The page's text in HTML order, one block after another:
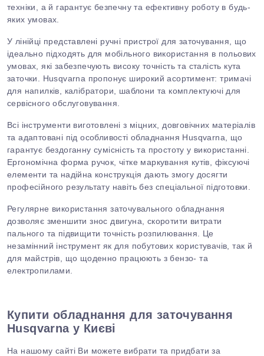
техніки, а й гарантує безпечну та ефективну роботу в будь-
яких умовах.
У лінійці представлені ручні пристрої для заточування, що
ідеально підходять для мобільного використання в польових
умовах, які забезпечують високу точність та сталість кута
заточки. Husqvarna пропонує широкий асортимент: тримачі
для напилків, калібратори, шаблони та комплектуючі для
сервісного обслуговування.
Всі інструменти виготовлені з міцних, довговічних матеріалів
та адаптовані під особливості обладнання Husqvarna , що
гарантує бездоганну сумісність та простоту у використанні.
Ергономічна форма ручок, чітке маркування кутів, фіксуючі
елементи та надійна конструкція дають змогу досягти
професійного результату навіть без спеціальної підготовки.
Регулярне використання заточувального обладнання
дозволяє зменшити знос двигуна, скоротити витрати
пального та підвищити точність розпилювання. Це
незамінний інструмент як для побутових користувачів, так й
для майстрів, що щоденно працюють з бензо- та
електропилами.
Купити обладнання для заточування
Husqvarna у Києві
На нашому сайті Ви можете вибрати та придбати за